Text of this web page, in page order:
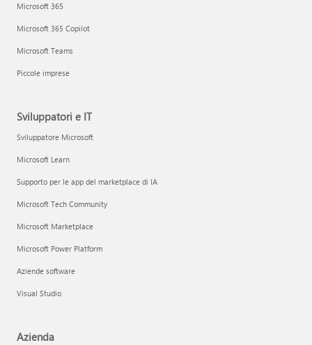
Microsoft 365
Microsoft 365 Copilot
Microsoft Teams
Piccole imprese
Sviluppatori e IT
Sviluppatore Microsoft
Microsoft Learn
Supporto per le app del marketplace di IA
Microsoft Tech Community
Microsoft Marketplace
Microsoft Power Platform
Aziende software
Visual Studio
Azienda